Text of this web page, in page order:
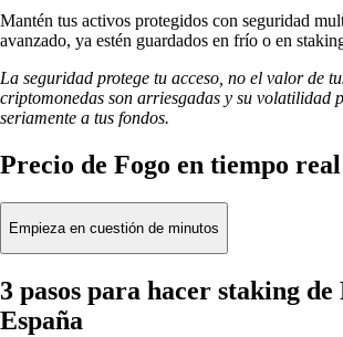
Mantén tus activos protegidos con seguridad
avanzado, ya estén guardados en frío o en
La seguridad protege tu acceso, no el valor de
criptomonedas son arriesgadas y su volatilidad
seriamente a tus fondos.
Precio de Fogo en tiempo real
Empieza en cuestión de minutos
3 pasos para hacer staking de
España